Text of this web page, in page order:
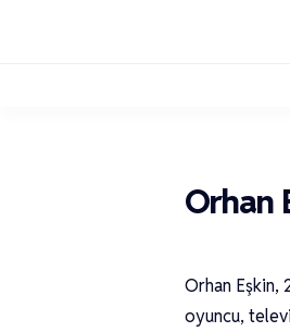
Orhan
Orhan Eşkin,
oyuncu,